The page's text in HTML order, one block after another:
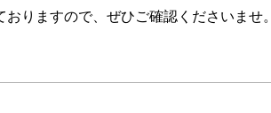
りますので、ぜひご確認くださいませ。